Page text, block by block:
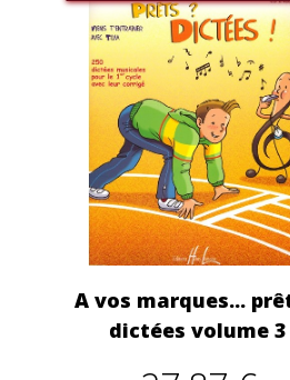
A vos marques...
dictées volume 3